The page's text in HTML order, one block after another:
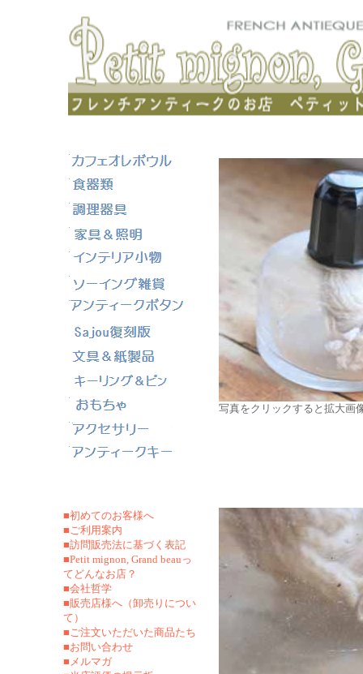
■初めてのお客様へ
■ご利用案内
■訪問販売法に基づく表記
■Petit mignon, Grand beauっ
てどんなお店？
■会社哲学
■販売店様へ（卸売りについ
て）
■ご注文いただいた商品たち
■お問い合わせ
■メルマガ
写真をクリックすると拡大画